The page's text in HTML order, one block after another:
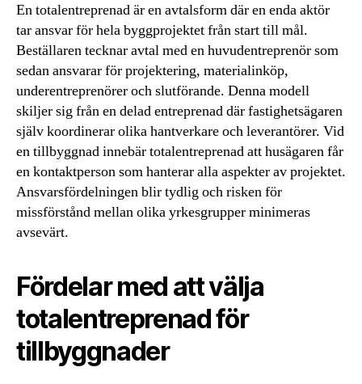
En totalentreprenad är en avtalsform där en enda aktör
tar ansvar för hela byggprojektet från start till mål.
Beställaren tecknar avtal med en huvudentreprenör som
sedan ansvarar för projektering, materialinköp,
underentreprenörer och slutförande. Denna modell
skiljer sig från en delad entreprenad där fastighetsägaren
själv koordinerar olika hantverkare och leverantörer. Vid
en tillbyggnad innebär totalentreprenad att husägaren får
en kontaktperson som hanterar alla aspekter av projektet.
Ansvarsfördelningen blir tydlig och risken för
missförstånd mellan olika yrkesgrupper minimeras
avsevärt.
Fördelar med att välja
totalentreprenad för
tillbyggnader